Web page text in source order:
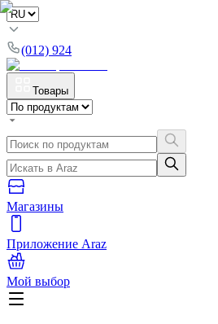
(012) 924
Товары
Магазины
Приложение Araz
Мой выбор